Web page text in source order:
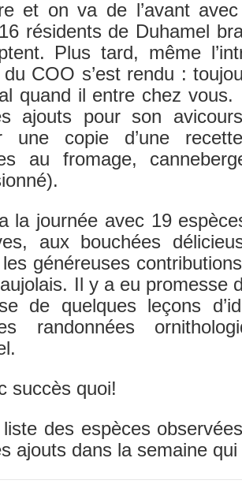
et on va de l’avant
résidents de Duhamel
Plus tard, même
COO s’est rendu :
quand il entre chez
ajouts pour son
une copie d’une
au fromage,
la journée avec 19
aux bouchées
généreuses
Il y a eu promesse
de quelques leçons
randonnées
succès quoi!
des espèces
ajouts dans la semaine